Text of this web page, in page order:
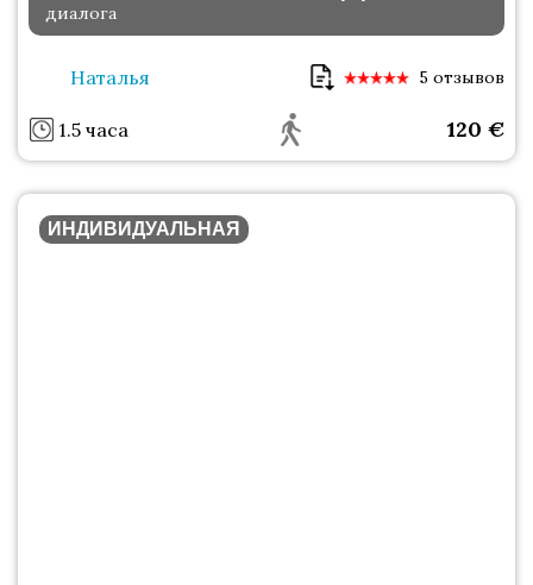
диалога
Наталья 5 отзывов
1.5 часа 120 €
ИНДИВИДУАЛЬНАЯ